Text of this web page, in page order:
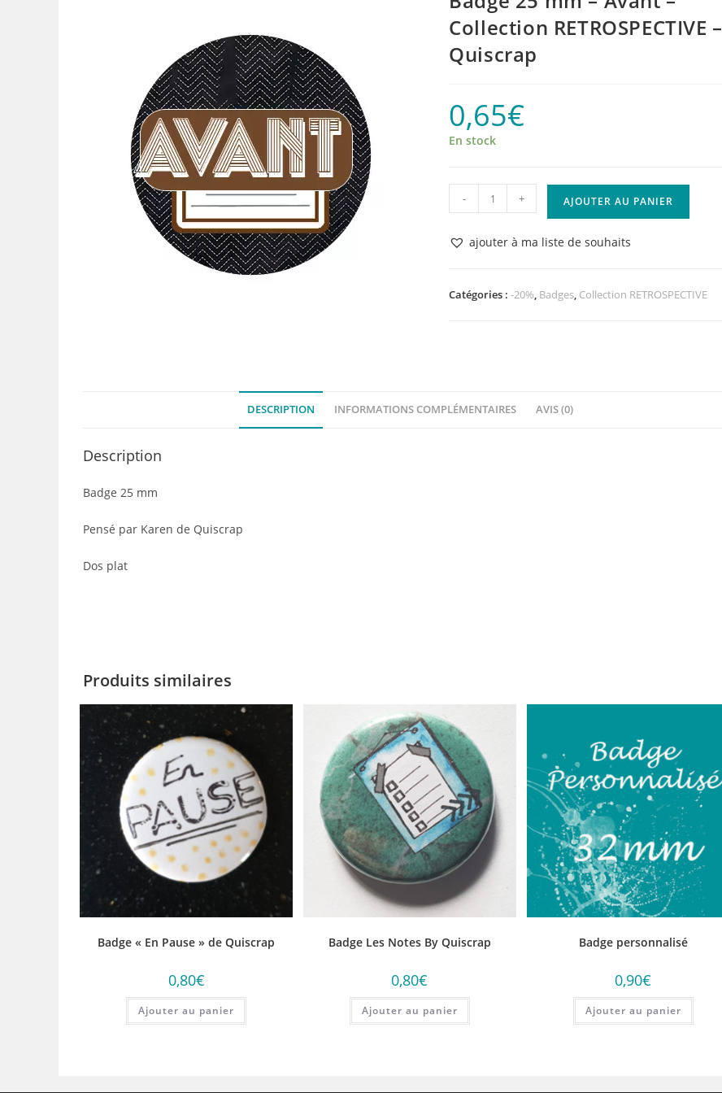
Collection RETROSPECTIVE –
Quiscrap
0,65€
En stock
quantité
de
Badge
-
Quiscrap
- + AJOUTER AU PANIER
ajouter à ma liste de souhaits
Catégories :-20%, Badges, Collection RETROSPECTIVE
DESCRIPTION INFORMATIONS COMPLÉMENTAIRES AVIS (0)
Description
Badge 25 mm
Pensé par Karen de Quiscrap
Dos plat
Produits similaires
Badge « En Pause » de Quiscrap
0,80€
Ajouter au panier
Badge Les Notes By Quiscrap
0,80€
Ajouter au panier
Badge personnalisé
0,90€
Ajouter au panier